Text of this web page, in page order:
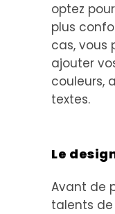
optez
plus
cas, vous
ajouter
couleurs,
textes.
Le
Avant de
talents